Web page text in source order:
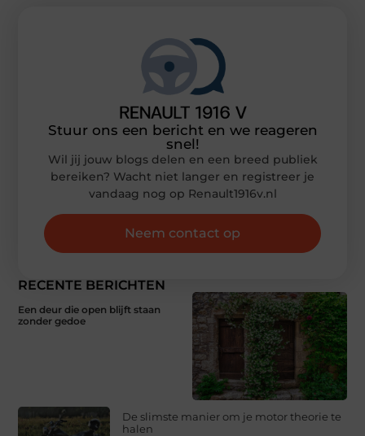
RECENTE BERICHTEN
Een deur die open blijft staan
zonder gedoe
De slimste manier om je motor theorie te
halen
Stuur ons een bericht en we reageren
snel!
Wil jij jouw blogs delen en een breed publiek
bereiken? Wacht niet langer en registreer je
vandaag nog op Renault1916v.nl
Neem contact op